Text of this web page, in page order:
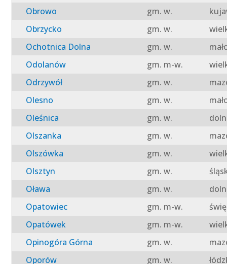
Obrowo
gm. w.
Obrzycko
gm. w.
Ochotnica Dolna
gm. w.
Odolanów
gm. m-w.
Odrzywół
gm. w.
Olesno
gm. w.
Oleśnica
gm. w.
Olszanka
gm. w.
Olszówka
gm. w.
Olsztyn
gm. w.
Oława
gm. w.
Opatowiec
gm. m-w.
Opatówek
gm. m-w.
Opinogóra Górna
gm. w.
Oporów
gm. w.